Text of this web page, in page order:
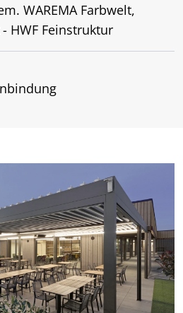
WAREMA Farbwelt,
HWF Feinstruktur